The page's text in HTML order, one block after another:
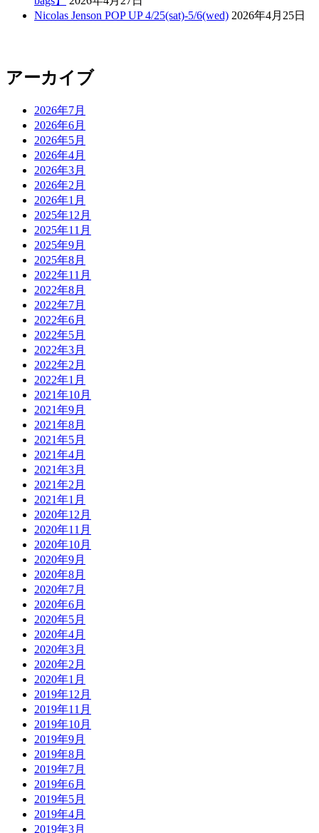
Nicolas Jenson POP UP 4/25(sat)-5/6(wed) 2026年4月25日
アーカイブ
2026年7月
2026年6月
2026年5月
2026年4月
2026年3月
2026年2月
2026年1月
2025年12月
2025年11月
2025年9月
2025年8月
2022年11月
2022年8月
2022年7月
2022年6月
2022年5月
2022年3月
2022年2月
2022年1月
2021年10月
2021年9月
2021年8月
2021年5月
2021年4月
2021年3月
2021年2月
2021年1月
2020年12月
2020年11月
2020年10月
2020年9月
2020年8月
2020年7月
2020年6月
2020年5月
2020年4月
2020年3月
2020年2月
2020年1月
2019年12月
2019年11月
2019年10月
2019年9月
2019年8月
2019年7月
2019年6月
2019年5月
2019年4月
2019年3月